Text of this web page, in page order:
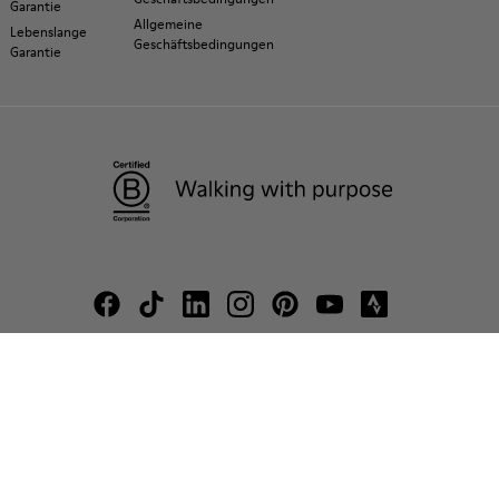
Garantie
Lebenslange
Garantie
Allgemeine
Geschäftsbedingungen